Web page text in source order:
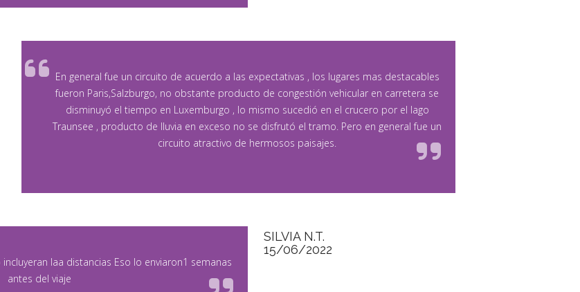
En general fue un circuito de acuerdo a las expectativas , los lugares mas destacables
fueron Paris,Salzburgo, no obstante producto de congestión vehicular en carretera se
disminuyó el tiempo en Luxemburgo , lo mismo sucedió en el crucero por el lago
Traunsee , producto de lluvia en exceso no se disfrutó el tramo. Pero en general fue un
circuito atractivo de hermosos paisajes.
laa distancias Eso lo enviaron1 semanas
antes del viaje
SILVIA N.T.
15/06/2022